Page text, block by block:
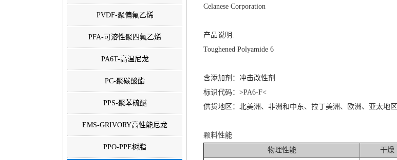
PVDF-聚偏氟乙烯
PFA-可溶性聚四氟乙烯
PA6T-高温尼龙
PC-聚碳酸酯
PPS-聚苯硫醚
EMS-GRIVORY高性能尼龙
PPO-PPE树脂
Celanese Corporation
产品说明:
Toughened Polyamide 6
含添加剂：冲击改性剂
标识代码：>PA6-F<
供货地区：北美洲、非洲和中东、拉丁美洲、欧洲、亚太地区
颗料性能
物理性能
干燥